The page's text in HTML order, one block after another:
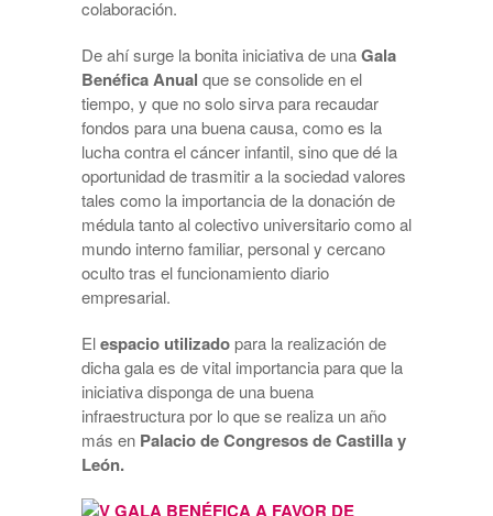
colaboración.
De ahí surge la bonita iniciativa de unaGala
Benéfica Anual que se consolide en el
tiempo, y que no solo sirva para recaudar
fondos para una buena causa, como es la
lucha contra el cáncer infantil, sino que dé la
oportunidad de trasmitir a la sociedad valores
tales como la importancia de la donación de
médula tanto al colectivo universitario como al
mundo interno familiar, personal y cercano
oculto tras el funcionamiento diario
empresarial.
Elespacio utilizadopara la realización de
dicha gala es de vital importancia para que la
iniciativa disponga de una buena
infraestructura por lo que se realiza un año
más en Palacio de Congresos de Castilla y
León.